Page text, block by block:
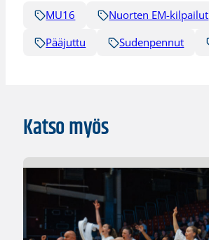
MU16
Nuorten EM-kilpailut
Pääjuttu
Sudenpennut
Katso myös